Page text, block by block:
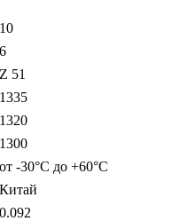
10
6
Z 51
1335
1320
1300
от -30°С до +60°С
Китай
0.092